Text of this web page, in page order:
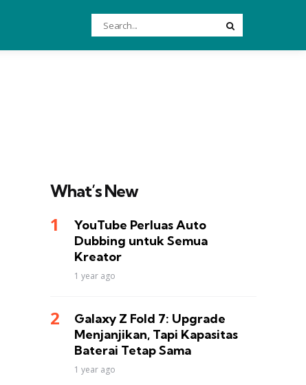
Search
for:
What’s New
YouTube Perluas Auto
Dubbing untuk Semua
Kreator
1 year ago
Galaxy Z Fold 7: Upgrade
Menjanjikan, Tapi Kapasitas
Baterai Tetap Sama
1 year ago